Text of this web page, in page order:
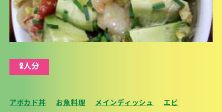
2人分
アボカド丼 お魚料理 メインディッシュ
エビ